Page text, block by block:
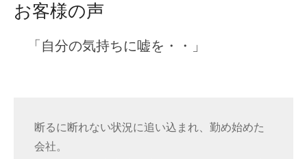
お客様の声
「自分の気持ちに嘘を・・」
断るに断れない状況に追い込まれ、勤め始めた
会社。